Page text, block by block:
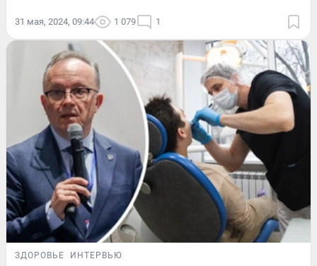
31 мая, 2024, 09:44 1 079 1
ЗДОРОВЬЕ ИНТЕРВЬЮ